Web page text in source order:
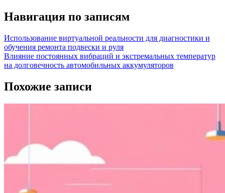
Навигация по записям
Использование виртуальной реальности для диагностики и
обучения ремонта подвески и руля
Влияние постоянных вибраций и экстремальных температур
на долговечность автомобильных аккумуляторов
Похожие записи